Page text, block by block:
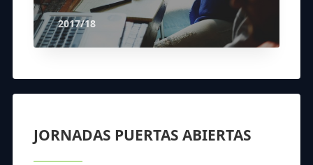
2017/18
JORNADAS PUERTAS ABIERTAS